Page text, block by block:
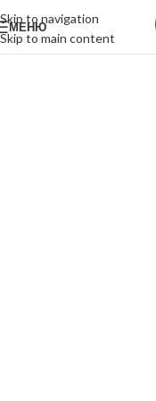
Skip to navigation
Skip to main content
МЕНЮ